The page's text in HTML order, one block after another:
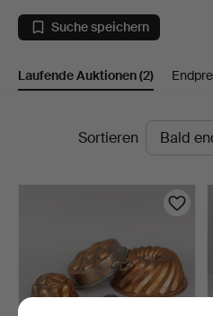
&
Kupfer
Garpenhus
Auktioner
Suche speichern
Laufende Auktionen(2)
LaufendeSortieren